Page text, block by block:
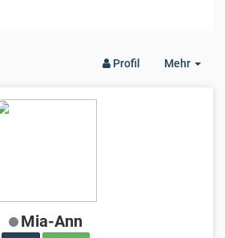
Mehr
Profil
Mia-Ann